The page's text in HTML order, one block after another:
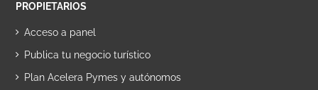
PROPIETARIOS
Acceso a panel
Publica tu negocio turístico
Plan Acelera Pymes y autónomos